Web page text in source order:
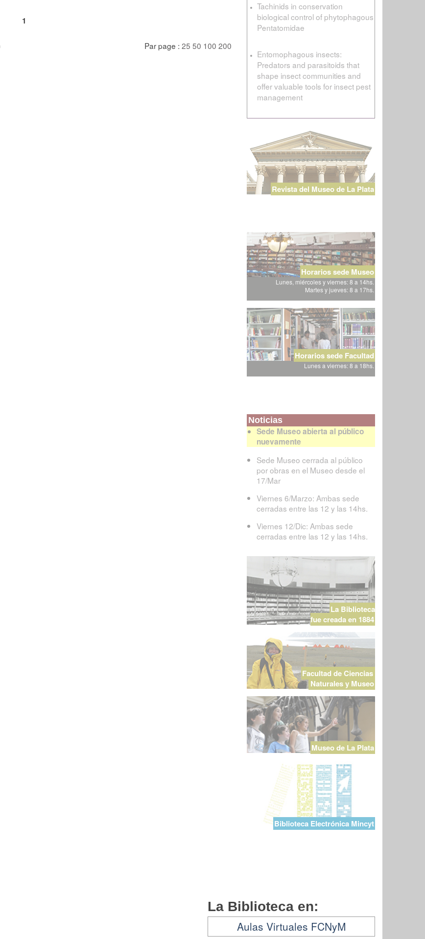
1
Par page : 25 50 100 200
Tachinids in conservation
biological control of phytophagous
Pentatomidae
Entomophagous insects:
Predators and parasitoids that
shape insect communities and
offer valuable tools for insect pest
management
Revista del Museo de La Plata
Horarios sede Museo
Lunes, miércoles y viernes: 8 a 14hs.
Martes y jueves: 8 a 17hs.
Horarios sede Facultad
Lunes a viernes: 8 a 18hs.
Noticias
Sede Museo abierta al público
nuevamente
Sede Museo cerrada al público
por obras en el Museo desde el
17/Mar
Viernes 6/Marzo: Ambas sede
cerradas entre las 12 y las 14hs.
Viernes 12/Dic: Ambas sede
cerradas entre las 12 y las 14hs.
La Biblioteca
fue creada en 1884
Facultad de Ciencias
Naturales y Museo
Museo de La Plata
Biblioteca Electrónica Mincyt
La Biblioteca en:
Aulas Virtuales FCNyM